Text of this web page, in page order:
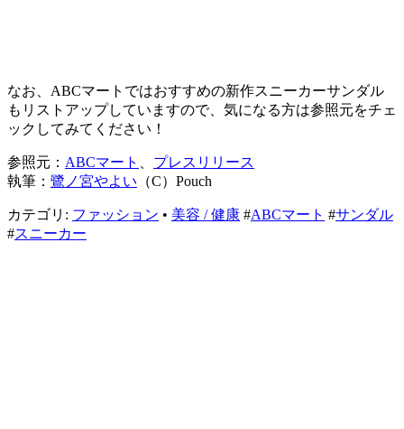
なお、ABCマートではおすすめの新作スニーカーサンダル
もリストアップしていますので、気になる方は参照元をチェ
ックしてみてください！
参照元： ABCマート
プレスリリース
執筆： 鷺ノ宮やよい （C）Pouch
カテゴリ: ファッション • 美容 / 健康 #ABCマート #サンダル
#スニーカー